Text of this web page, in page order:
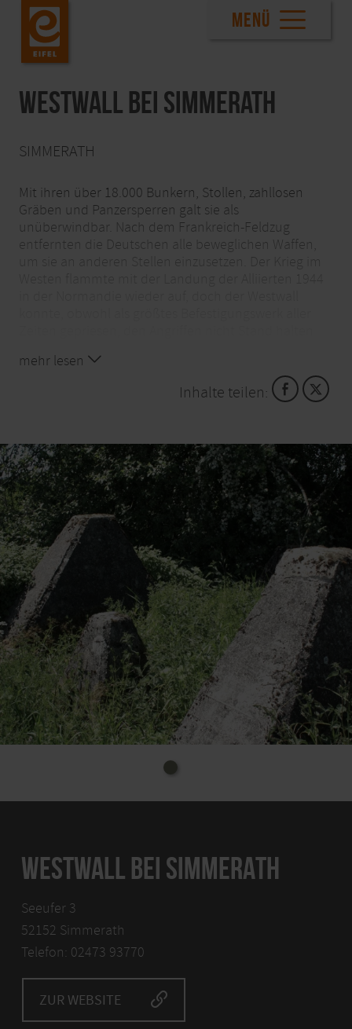
MENÜ
Westwall bei Simmerath
SIMMERATH
Mit ihren über 18.000 Bunkern, Stollen, zahllosen
Gräben und Panzersperren galt sie als
unüberwindbar. Nach dem Frankreich-Feldzug
entfernten die Deutschen alle beweglichen Waffen,
Heute stehen die Höcker unter Denkmalschutz und
sind Rückzugsort für viele seltene P anzen und Tiere.
mehr lesen
Inhalte teilen:
WESTWALL BEI SIMMERATH
Seeufer 3
52152 Simmerath
Telefon: 02473 93770
ZUR WEBSITE